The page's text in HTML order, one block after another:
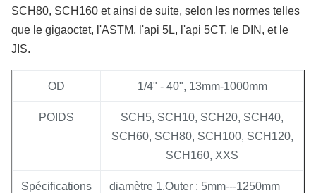
SCH80, SCH160 et ainsi de suite, selon les normes telles
que le gigaoctet, l'ASTM, l'api 5L, l'api 5CT, le DIN, et le
JIS.
OD 1/4" - 40", 13mm-1000mm
POIDS
SCH5, SCH10, SCH20, SCH40,
SCH60, SCH80, SCH100, SCH120,
SCH160, XXS
Spécifications diamètre 1.Outer : 5mm---1250mm